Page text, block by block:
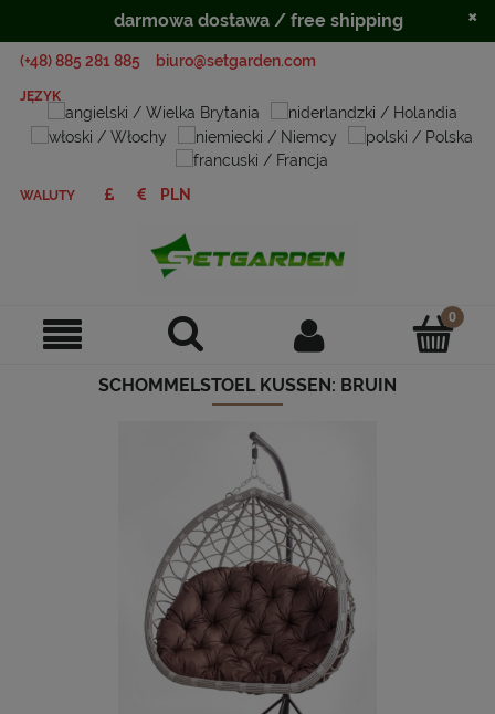
(+48) 885 281 885 biuro@setgarden.com
JĘZYK
WALUTY
SCHOMMELSTOEL KUSSEN: BRUIN
darmowa dostawa / free shipping ×